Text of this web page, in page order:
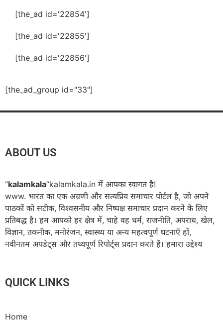
[the_ad id='22854']
[the_ad id='22855']
[the_ad id='22856']
[the_ad_group id="33"]
ABOUT US
“kalamkala“kalamkala.in में आपका स्वागत है!
www. भारत का एक अग्रणी और सत्यप्रिय समाचार पोर्टल है, जो अपने
पाठकों को सटीक, विश्वसनीय और निष्पक्ष समाचार प्रदान करने के लिए
प्रतिबद्ध है। हम आपको हर क्षेत्र में, चाहे वह धर्म, राजनीति, अपराध, खेल,
विज्ञान, तकनीक, मनोरंजन, स्वास्थ्य या अन्य महत्वपूर्ण घटनाएँ हों,
नवीनतम अपडेट्स और तथ्यपूर्ण रिपोर्ट्स प्रदान करते हैं। हमारा उद्देश्य
QUICK LINKS
Home